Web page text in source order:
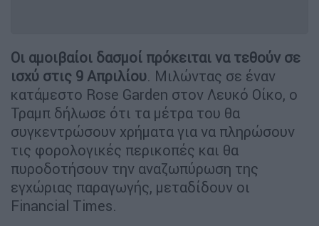
Οι αμοιβαίοι δασμοί πρόκειται να τεθούν σε
ισχύ στις 9 Απριλίου. Μιλώντας σε έναν
κατάμεστο Rose Garden στον Λευκό Οίκο, ο
Τραμπ δήλωσε ότι τα μέτρα του θα
συγκεντρώσουν χρήματα για να πληρώσουν
τις φορολογικές περικοπές και θα
πυροδοτήσουν την αναζωπύρωση της
εγχώριας παραγωγής, μεταδίδουν οι
Financial Times.